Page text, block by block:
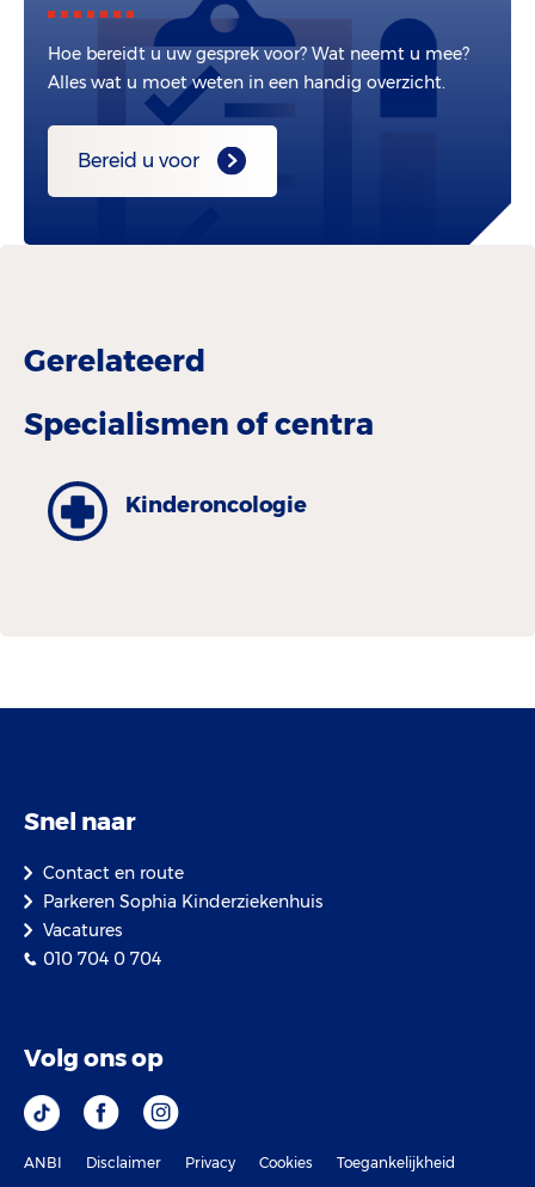
Hoe bereidt u uw gesprek voor? Wat neemt u mee?
Alles wat u moet weten in een handig overzicht.
Bereid u voor
Gerelateerd
Specialismen of centra
Kinderoncologie
Snel naar
Contact en route
Parkeren Sophia Kinderziekenhuis
Vacatures
010 704 0 704
Volg ons op
ANBI Disclaimer Privacy Cookies
Toegankelijkheid